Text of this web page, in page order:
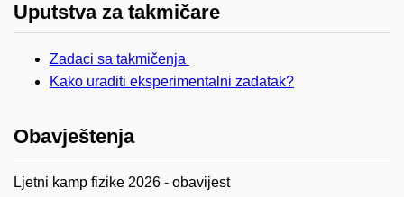
Uputstva za takmičare
Zadaci sa takmičenja
Kako uraditi eksperimentalni zadatak?
Obavještenja
Ljetni kamp fizike 2026 - obavijest